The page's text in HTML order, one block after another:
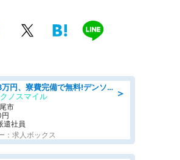
＞
入社特典58万円、寮費完備で無料!デンソーで働こう!自動車工場で小型部品の検査業務 denso aichi
ノスマイル
市
遣社員
：求人ボックス